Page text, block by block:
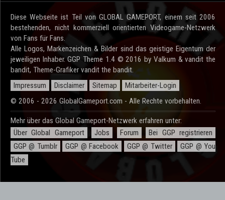
Diese Webseite ist Teil von GLOBAL GAMEPORT, einem seit 2006
bestehenden, nicht kommerziell orientierten Videogame-Netzwerk
von Fans für Fans.
Alle Logos, Markenzeichen & Bilder sind das geistige Eigentum der
jeweiligen Inhaber. GGP Theme 1.4 © 2016 by Valkum & vandit the
bandit, Theme-Grafiker vandit the bandit.
Impressum
Disclaimer Sitemap
Mitarbeiter-Login
© 2006 - 2026 GlobalGameport.com - Alle Rechte vorbehalten.
Mehr über das Global Gameport-Netzwerk erfahren unter:
Über Global Gameport
Jobs Forum
Bei GGP registrieren
GGP @ Tumblr
GGP @ Facebook GGP @ Twitter
GGP @ You
Tube